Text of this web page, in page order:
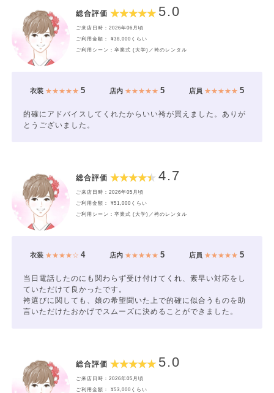
総合評価 5.0
ご来店日時：2026年06月頃
ご利用金額： ¥38,000くらい
ご利用シーン：卒業式 (大学)／袴のレンタル
衣装★★★★★ 5 店内★★★★★ 5 店員 ★★★★★5
的確にアドバイスしてくれたからいい袴が買えました。ありが
とうございました。
総合評価 4.7
ご来店日時：2026年05月頃
ご利用金額： ¥51,000くらい
ご利用シーン：卒業式 (大学)／袴のレンタル
衣装★★★★☆ 4 店内★★★★★ 5 店員 ★★★★★5
当日電話したのにも関わらず受け付けてくれ、素早い対応をし
ていただけて良かったです。
袴選びに関しても、娘の希望聞いた上で的確に似合うものを助
言いただけたおかげでスムーズに決めることができました。
総合評価 5.0
ご来店日時：2026年05月頃
ご利用金額： ¥53,000くらい